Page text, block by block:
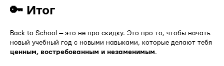
🔑 Итог
Back to School — это не про скидку. Это про то, чтобы начать
новый учебный год с новыми навыками, которые делают тебя
ценным, востребованным и незаменимым.